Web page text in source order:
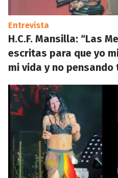
Entrevista
H.C.F. Mansilla: “Las
escritas para que yo
mi vida y no